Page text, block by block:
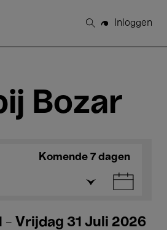
Zoeken
Inloggen
Bozar
Komende 7 dagen
- Vrijdag 31 Juli 2026